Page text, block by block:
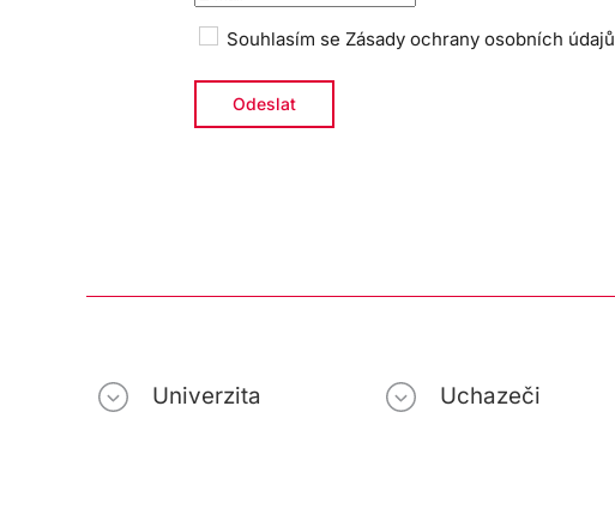
Souhlasím se Zásady ochrany osobních údajů
Univerzita Uchazeči